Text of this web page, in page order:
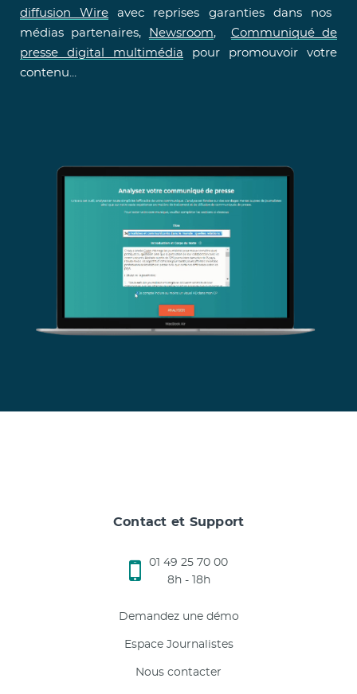
diffusion Wire avec reprises garanties dans nos
médias partenaires,
Newsroom, Communiqué de
presse digital multimédia pour promouvoir votre
contenu...
Contact et Support
01 49 25 70 00
8h - 18h
Demandez une démo
Espace Journalistes
Nous contacter